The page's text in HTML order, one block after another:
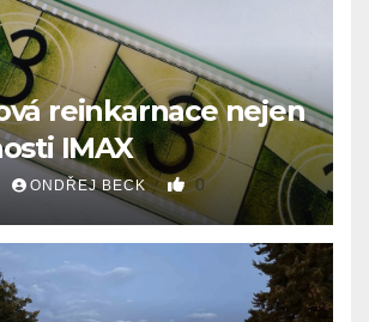
reinkarnace nejen
IMAX
ONDŘEJ BECK 0